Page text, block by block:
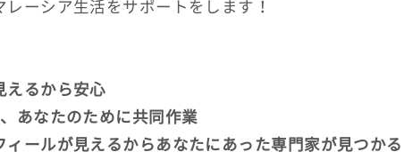
レーシア生活をサポートをします！
えるから安心
あなたのために共同作業
ィールが見えるからあなたにあった専門家が見つかる